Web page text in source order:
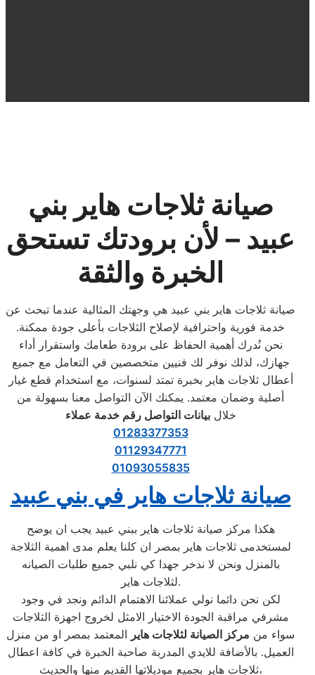
صيانة ثلاجات هاير بني
عبيد – لأن برودتك تستحق
الخبرة والثقة
صيانة ثلاجات هاير بني عبيد هي وجهتك المثالية عندما تبحث عن
خدمة فورية واحترافية لإصلاح الثلاجات بأعلى جودة ممكنة.
نحن نُدرك أهمية الحفاظ على برودة طعامك واستقرار أداء
جهازك، لذلك نوفر لك فنيين متخصصين في التعامل مع جميع
أعطال ثلاجات هاير بخبرة تمتد لسنوات، مع استخدام قطع غيار
أصلية وضمان معتمد. يمكنك الآن التواصل معنا بسهولة من
خلالبيانات التواصل رقم خدمة عملاء
01283377353
01129347771
01093055835
صيانة ثلاجات هاير في بني عبيد
هكذا مركز صيانة ثلاجات هاير ببني عبيد يجب ان يوضح
لمستخدمى ثلاجات هاير بمصر ان كلنا يعلم مدى اهمية الثلاجة
بالمنزل ونحن لا ندخر جهدا كي نلبي جميع طلبات الصيانه
لثلاجات هاير.
لكن نحن دائما نولي عملائنا الاهتمام الدائم ونجد في وجود
مشرفي مراقبة الجودة الاختيار الامثل لخروج اجهزة الثلاجات
سواء من مركز الصيانة لثلاجات هاير المعتمد بمصر او من منزل
العميل. بالأضافة للايدي المدربة صاحبة الخبرة في كافة اعطال
ثلاجات هاير بجميع موديلاتها القديم منها والحديث،